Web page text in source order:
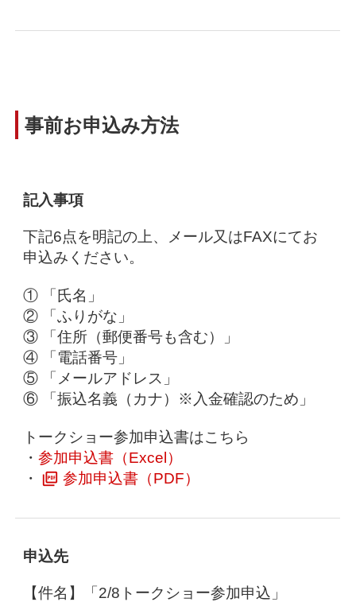
事前お申込み方法
記入事項
下記6点を明記の上、メール又はFAXにてお
申込みください。
① 「氏名」
② 「ふりがな」
③ 「住所（郵便番号も含む）」
④ 「電話番号」
⑤ 「メールアドレス」
⑥ 「振込名義（カナ）※入金確認のため」
トークショー参加申込書はこちら
・ 参加申込書（Excel）
・
参加申込書（PDF）
申込先
【件名】「2/8トークショー参加申込」